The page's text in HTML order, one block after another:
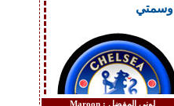
اوسمتي
لوني المفضل : Maroon